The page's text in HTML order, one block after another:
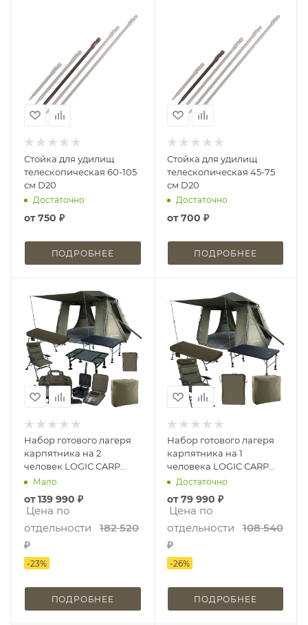
Стойка для удилищ
телескопическая 60-105
см D20
Достаточно
от750 ₽
ПОДРОБНЕЕ
Стойка для удилищ
телескопическая 45-75
см D20
Достаточно
от700 ₽
ПОДРОБНЕЕ
Набор готового лагеря
карпятника на 2
человек LOGIC CARP
TWO MAN BIVVY SET
Мало
от139 990 ₽
Цена по
отдельности
182 520
₽
-23%
ПОДРОБНЕЕ
Набор готового лагеря
карпятника на 1
человека LOGIC CARP
ONE MAN BIVVY SET
Достаточно
от79 990 ₽
Цена по
отдельности
108 540
₽
-26%
ПОДРОБНЕЕ